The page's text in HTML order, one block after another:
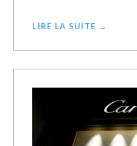
LIRE LA SUITE →